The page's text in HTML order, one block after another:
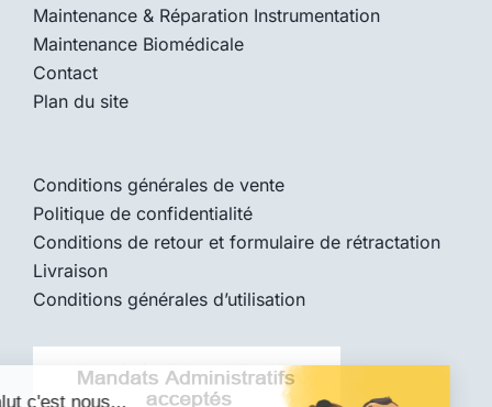
Maintenance & Réparation Instrumentation
Maintenance Biomédicale
Contact
Plan du site
Conditions générales de vente
Politique de confidentialité
Conditions de retour et formulaire de rétractation
Livraison
Conditions générales d’utilisation